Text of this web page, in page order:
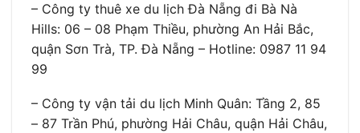
– Công ty thuê xe du lịch Đà Nẵng đi Bà Nà
Hills: 06 – 08 Phạm Thiều, phường An Hải Bắc,
quận Sơn Trà, TP. Đà Nẵng – Hotline: 0987 11 94
99
– Công ty vận tải du lịch Minh Quân: Tầng 2, 85
– 87 Trần Phú, phường Hải Châu, quận Hải Châu,